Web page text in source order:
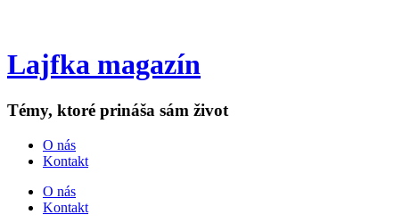
Lajfka magazín
Témy, ktoré prináša sám život
O nás
Kontakt
O nás
Kontakt